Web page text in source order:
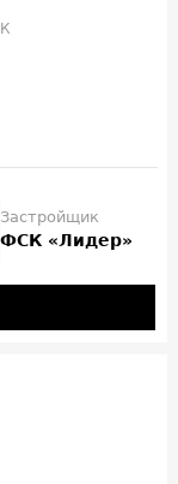
Застройщик
ФСК «Лидер»